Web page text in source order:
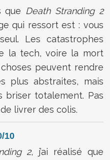
que Death Stranding 2
qui ressort est : vous
Les catastrophes
la tech, voire la mort
peuvent rendre
plus abstraites, mais
briser totalement. Pas
livrer des colis.
10
2, j’ai réalisé que